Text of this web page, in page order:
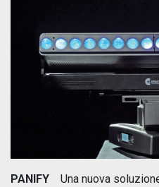
PANIFY Una nuova